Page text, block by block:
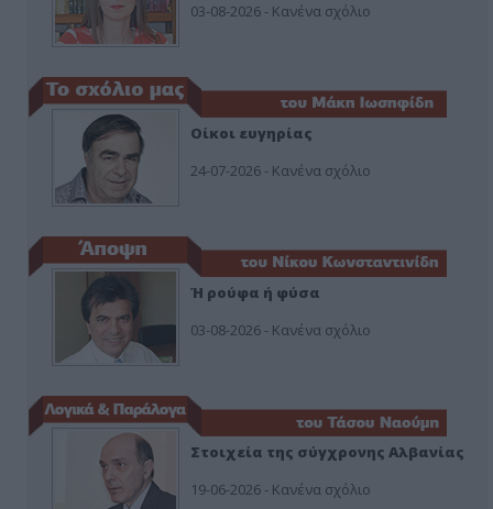
03-08-2026 - Κανένα σχόλιο
Οίκοι ευγηρίας
24-07-2026 - Κανένα σχόλιο
Ή ρούφα ή φύσα
03-08-2026 - Κανένα σχόλιο
Στοιχεία της σύγχρονης Αλβανίας
19-06-2026 - Κανένα σχόλιο